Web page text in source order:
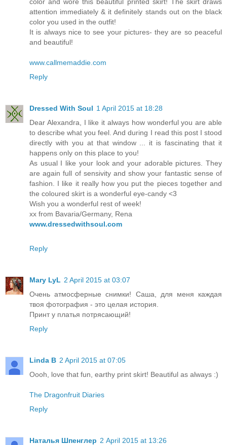
attention immediately & it definitely stands out on the black
color you used in the outfit!
It is always nice to see your pictures- they are so peaceful
and beautiful!
www.callmemaddie.com
Reply
Dressed With Soul 1 April 2015 at 18:28
Dear Alexandra, I like it always how wonderful you are able
to describe what you feel. And during I read this post I stood
directly with you at that window ... it is fascinating that it
happens only on this place to you!
As usual I like your look and your adorable pictures. They
are again full of sensivity and show your fantastic sense of
fashion. I like it really how you put the pieces together and
the coloured skirt is a wonderful eye-candy <3
Wish you a wonderful rest of week!
xx from Bavaria/Germany, Rena
www.dressedwithsoul.com
Reply
Mary LyL 2 April 2015 at 03:07
Очень атмосферные снимки! Саша, для меня каждая
твоя фотография - это целая история.
Принт у платья потрясающий!
Reply
Linda B 2 April 2015 at 07:05
Oooh, love that fun, earthy print skirt! Beautiful as always :)
The Dragonfruit Diaries
Reply
Наталья Шпенглер 2 April 2015 at 13:26